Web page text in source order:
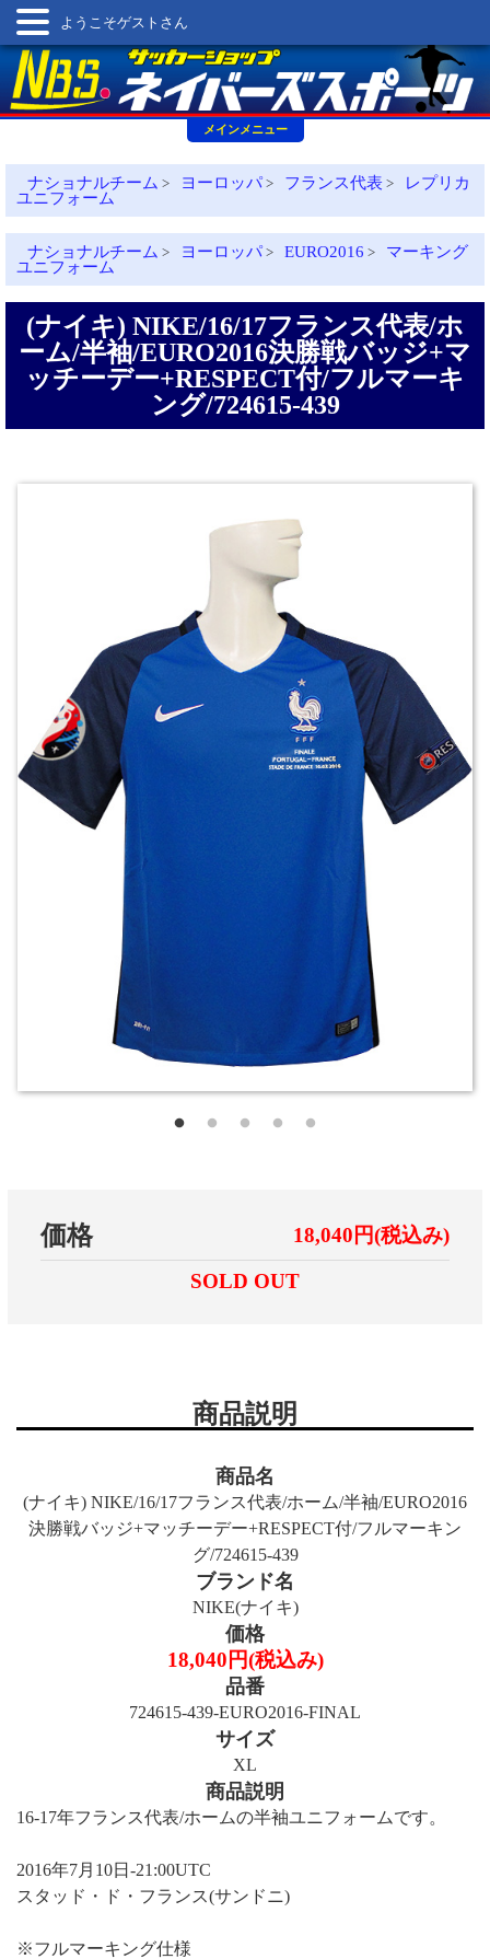
メインメニュー
ようこそゲストさん
ナショナルチーム > ヨーロッパ> フランス代表 >
レプリカ
ユニフォーム
ナショナルチーム > ヨーロッパ> EURO2016 >
マーキング
ユニフォーム
(ナイキ) NIKE/16/17フランス代表/ホ
ーム/半袖/EURO2016決勝戦バッジ+マ
ッチーデー+RESPECT付/フルマーキ
ング/724615-439
価格
18,040円(税込み)
SOLD OUT
商品説明
商品名
(ナイキ) NIKE/16/17フランス代表/ホーム/半袖/EURO2016
決勝戦バッジ+マッチーデー+RESPECT付/フルマーキン
グ/724615-439
ブランド名
NIKE(ナイキ)
価格
18,040円(税込み)
品番
724615-439-EURO2016-FINAL
サイズ
XL
商品説明
16-17年フランス代表/ホームの半袖ユニフォームです。
2016年7月10日-21:00UTC
スタッド・ド・フランス(サンドニ)
※フルマーキング仕様